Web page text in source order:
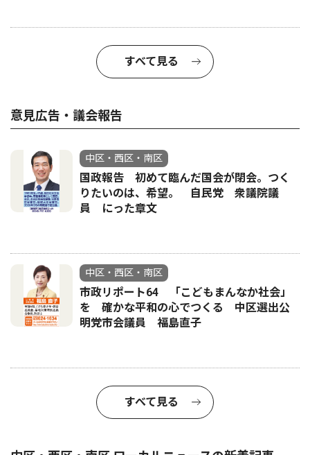
すべて見る
意見広告・議会報告
中区・西区・南区
国政報告 初めて臨んだ国会が閉会。つく
りたいのは、希望。 自民党 衆議院議
員 にった章文
中区・西区・南区
市政リポート64 「こどもまんなか社会」
を 確かな平和の心でつくる 中区選出公
明党市会議員 福島直子
すべて見る